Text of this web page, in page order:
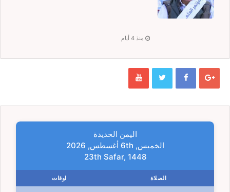
منذ 4 أيام
اليمن الحديدة
الخميس, 6th أغسطس, 2026
23th Safar, 1448
الصلاة اوقات